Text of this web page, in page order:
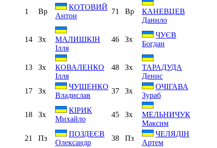
1 Вр
КОТОВИЙ
Антон
71 Вр
КАНЕВЦЕВ
Данило
14 Зх
МАЛИШКІН
Ілля
46 Зх
ЧУЄВ
Богдан
13 Зх
КОВАЛЕНКО
Ілля
48 Зх
ТАРАДУДА
Денис
17
Зх
ЧУШЕНКО
Владислав
37 Зх
ОЧІГАВА
Зураб
18 Зх
КІРИК
Михайло
45 Зх
МЕЛЬНИЧУК
Максим
21
Пз
ПОЗДЕЄВ
Олександр
38 Пз
ЧЕЛЯДІН
Артем